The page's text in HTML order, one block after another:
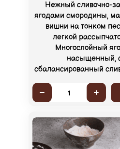
Нежный сливочно-
ягодами смородины,
вишни на тонком
легкой
Многослойный
насыщенный,
сбалансированный
1